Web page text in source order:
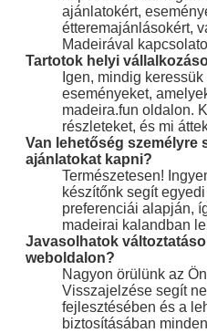
ajánlatokért,
étteremajánlásokért,
Madeirával
Tartotok helyi
Igen, mindig
eseményeket,
madeira.fun oldalon.
részleteket, és mi
Van lehetőség személyre
ajánlatokat kapni?
Természetesen!
készítőnk segít
preferenciái alapján,
madeirai kalandban
Javasolhatok
weboldalon?
Nagyon örülünk az
Visszajelzése segít
fejlesztésében és a
biztosításában